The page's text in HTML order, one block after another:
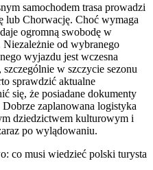
samochodem trasa prowadzi
lub Chorwację. Choć wymaga
ogromną swobodę w
Niezależnie od wybranego
wyjazdu jest wczesna
w szczycie sezonu
sprawdzić aktualne
się, że posiadane dokumenty
zaplanowana logistyka
dziedzictwem kulturowym i
po wylądowaniu.
co musi wiedzieć polski turysta